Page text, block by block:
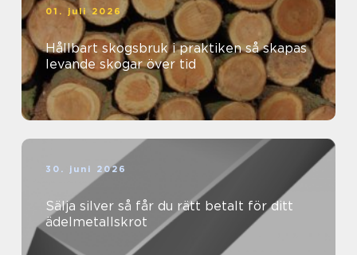
01. juli 2026
Hållbart skogsbruk i praktiken så skapas
levande skogar över tid
30. juni 2026
Sälja silver så får du rätt betalt för ditt
ädelmetallskrot